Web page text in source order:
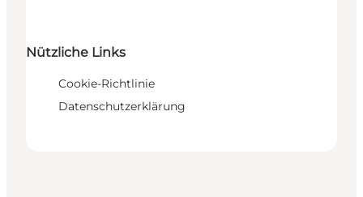
Nützliche Links
Cookie-Richtlinie
Datenschutzerklärung